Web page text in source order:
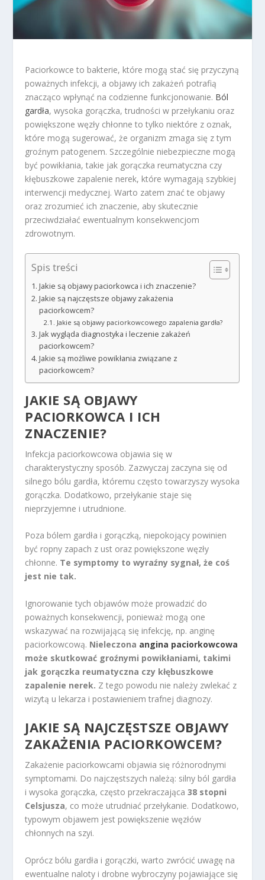
Paciorkowce to bakterie, które mogą stać się przyczyną
poważnych infekcji, a objawy ich zakażeń potrafią
znacząco wpłynąć na codzienne funkcjonowanie. Ból
gardła, wysoka gorączka, trudności w przełykaniu oraz
powiększone węzły chłonne to tylko niektóre z oznak,
które mogą sugerować, że organizm zmaga się z tym
groźnym patogenem. Szczególnie niebezpieczne mogą
być powikłania, takie jak gorączka reumatyczna czy
kłębuszkowe zapalenie nerek, które wymagają szybkiej
interwencji medycznej. Warto zatem znać te objawy
oraz zrozumieć ich znaczenie, aby skutecznie
przeciwdziałać ewentualnym konsekwencjom
zdrowotnym.
Spis treści
Jakie są objawy paciorkowca i ich znaczenie?
Jakie są najczęstsze objawy zakażenia
paciorkowcem?
Jakie są objawy paciorkowcowego zapalenia gardła?
Jak wygląda diagnostyka i leczenie zakażeń
paciorkowcem?
Jakie są możliwe powikłania związane z
paciorkowcem?
JAKIE SĄ OBJAWY
PACIORKOWCA I ICH
ZNACZENIE?
Infekcja paciorkowcowa objawia się w
charakterystyczny sposób. Zazwyczaj zaczyna się od
silnego bólu gardła, któremu często towarzyszy wysoka
gorączka. Dodatkowo, przełykanie staje się
nieprzyjemne i utrudnione.
Poza bólem gardła i gorączką, niepokojący powinien
być ropny zapach z ust oraz powiększone węzły
chłonne. Te symptomy to wyraźny sygnał, że coś
jest nie tak.
Ignorowanie tych objawów może prowadzić do
poważnych konsekwencji, ponieważ mogą one
wskazywać na rozwijającą się infekcję, np. anginę
paciorkowcową. Nieleczona angina paciorkowcowa
może skutkować groźnymi powikłaniami, takimi
jak gorączka reumatyczna czy kłębuszkowe
zapalenie nerek. Z tego powodu nie należy zwlekać z
wizytą u lekarza i postawieniem trafnej diagnozy.
JAKIE SĄ NAJCZĘSTSZE OBJAWY
ZAKAŻENIA PACIORKOWCEM?
Zakażenie paciorkowcami objawia się różnorodnymi
symptomami. Do najczęstszych należą: silny ból gardła
i wysoka gorączka, często przekraczająca38 stopni
Celsjusza, co może utrudniać przełykanie. Dodatkowo,
typowym objawem jest powiększenie węzłów
chłonnych na szyi.
Oprócz bólu gardła i gorączki, warto zwrócić uwagę na
ewentualne naloty i drobne wybroczyny pojawiające się